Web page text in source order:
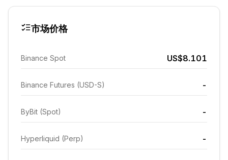
市场价格
Binance Spot US$8.101
Binance Futures (USD-S) -
ByBit (Spot) -
Hyperliquid (Perp) -